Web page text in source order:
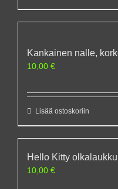
Kankainen nalle,
10,00 €
Lisää ostoskoriin
Hello Kitty olkalaukku
10,00 €